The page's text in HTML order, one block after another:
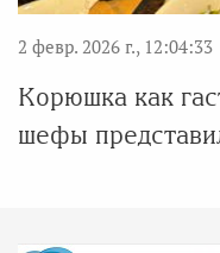
2 февр. 2026 г., 12:04:33
Корюшка как
шефы